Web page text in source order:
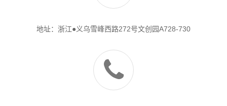
地址：浙江●义乌雪峰西路272号文创园A728-730